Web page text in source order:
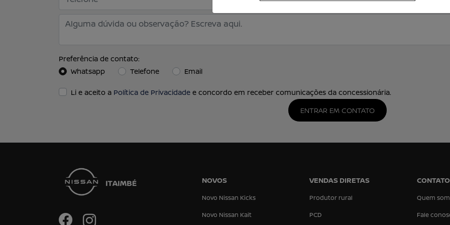
Preferência de contato:
Whatsapp
Telefone Email
Li e aceito a Política de Privacidade e concordo em receber comunicações da concessionária.
ENTRAR EM CONTATO
NOVOS
Novo Nissan Kicks
Novo Nissan Kait
VENDAS DIRETAS
Produtor rural
PCD
CONTATO
Quem
Fale